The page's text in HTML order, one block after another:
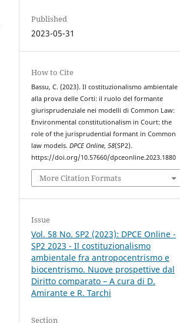
Published
2023-05-31
How to Cite
Bassu, C. (2023). Il costituzionalismo ambientale
alla prova delle Corti: il ruolo del formante
giurisprudenziale nei modelli di Common Law:
Environmental constitutionalism in Court: the
role of the jurisprudential formant in Common
law models.DPCE Online,58(SP2).
https://doi.org/10.57660/dpceonline.2023.1880
More Citation Formats
Issue
Vol. 58 No. SP2 (2023): DPCE Online -
SP2 2023 - Il costituzionalismo
ambientale fra antropocentrismo e
biocentrismo. Nuove prospettive dal
Diritto comparato – A cura di D.
Amirante e R. Tarchi
Section